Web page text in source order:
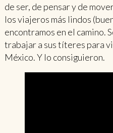
de ser, de pensar y de
los viajeros más lindos
encontramos en el camino.
trabajar a sus títeres para
México. Y lo consiguieron.